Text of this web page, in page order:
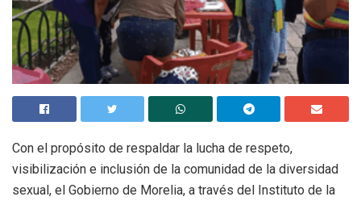
Con el propósito de respaldar la lucha de respeto,
visibilización e inclusión de la comunidad de la diversidad
sexual, el Gobierno de Morelia, a través del Instituto de la